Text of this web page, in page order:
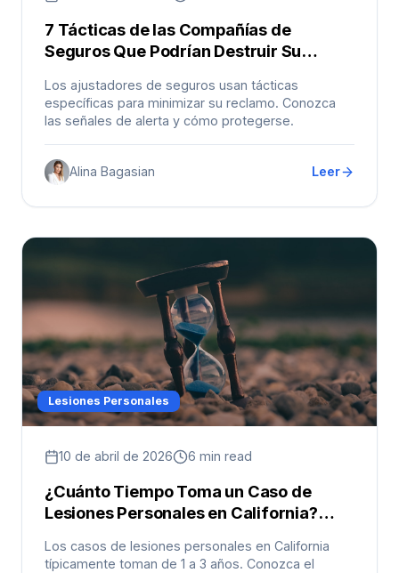
7 Tácticas de las Compañías de
Seguros Que Podrían Destruir Su
Los ajustadores de seguros usan tácticas
específicas para minimizar su reclamo. Conozca
las señales de alerta y cómo protegerse.
Alina Bagasian Leer
Lesiones Personales
10 de abril de 2026 6 min read
¿Cuánto Tiempo Toma un Caso de
Lesiones Personales en California?
Los casos de lesiones personales en California
típicamente toman de 1 a 3 años. Conozca el